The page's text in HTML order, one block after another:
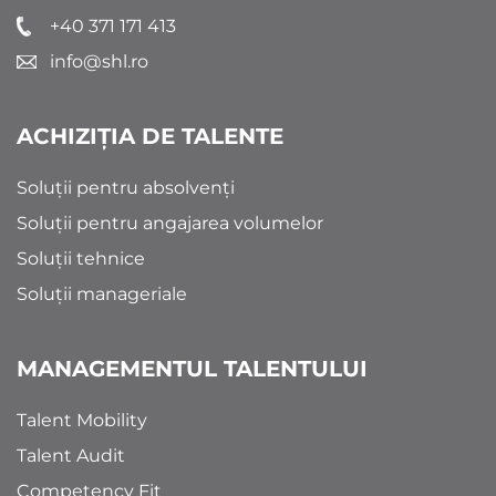
+40 371 171 413
info@shl.ro
ACHIZIȚIA DE TALENTE
Soluții pentru absolvenți
Soluții pentru angajarea volumelor
Soluții tehnice
Soluții manageriale
MANAGEMENTUL TALENTULUI
Talent Mobility
Talent Audit
Competency Fit